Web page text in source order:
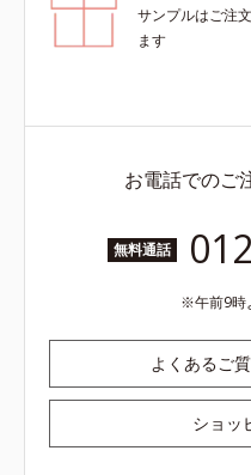
サンプルはご注
ます
お電話でのご
無料通話
午前9時
よくあるご
ショッ